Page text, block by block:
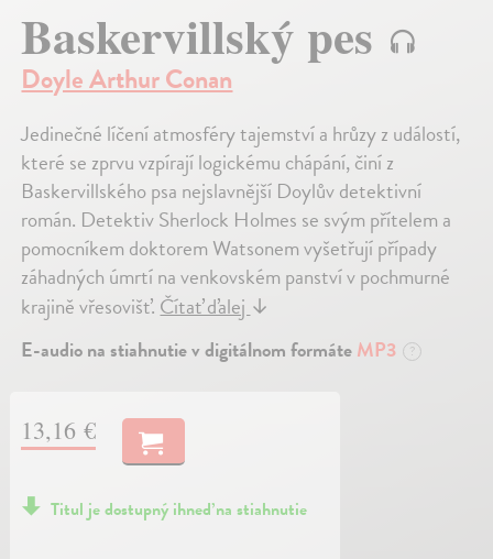
Baskervillský pes
Doyle Arthur Conan
Jedinečné líčení atmosféry tajemství a hrůzy z událostí,
které se zprvu vzpírají logickému chápání, činí z
Baskervillského psa nejslavnější Doylův detektivní
román. Detektiv Sherlock Holmes se svým přítelem a
pomocníkem doktorem Watsonem vyšetřují případy
záhadných úmrtí na venkovském panství v pochmurné
krajině vřesovišť.Čítať ďalej↓
E-audio na stiahnutie v digitálnom formáteMP3 ?
13,16 €
Titul je dostupný ihneď na stiahnutie